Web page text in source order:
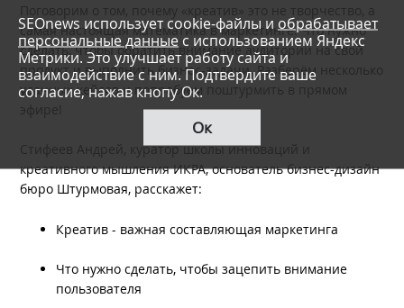
Поговорим о том, почему «креатив» это не творчество, а
самая настоящая математика в маркетинге. Что нужно
сделать, чтобы обратить внимание аудитории на свой
продукт и выполнить бизнес-задачи. Разберём несколько
удачных кейсов и попробуем поштурмить в прямом
эфире!
Стифеев Андрей, куратор школы инноваций и
креативного мышления ИКРА, основатель бизнес-дизайн
бюро Штурмовая, расскажет:
Креатив - важная составляющая маркетинга
Что нужно сделать, чтобы зацепить внимание
пользователя
SEOnews использует cookie-файлы и обрабатывает
персональные данные с использованием Яндекс
Метрики. Это улучшает работу сайта и
взаимодействие с ним. Подтвердите ваше
согласие, нажав кнопу Ок.
Ок